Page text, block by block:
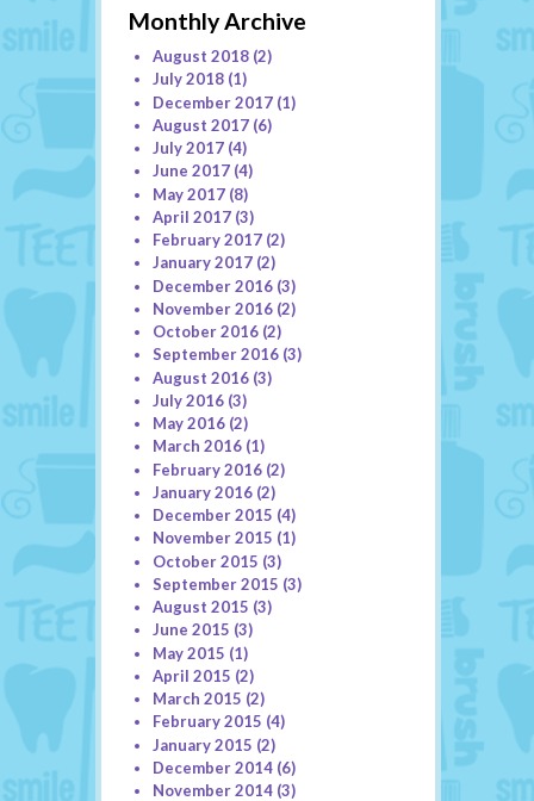
Monthly Archive
August 2018(2)
July 2018(1)
December 2017(1)
August 2017(6)
July 2017(4)
June 2017(4)
May 2017(8)
April 2017(3)
February 2017(2)
January 2017(2)
December 2016(3)
November 2016(2)
October 2016(2)
September 2016(3)
August 2016(3)
July 2016(3)
May 2016(2)
March 2016(1)
February 2016(2)
January 2016(2)
December 2015 (4)
November 2015 (1)
October 2015 (3)
September 2015 (3)
August 2015 (3)
June 2015 (3)
May 2015 (1)
April 2015 (2)
March 2015 (2)
February 2015 (4)
January 2015 (2)
December 2014(6)
November 2014(3)